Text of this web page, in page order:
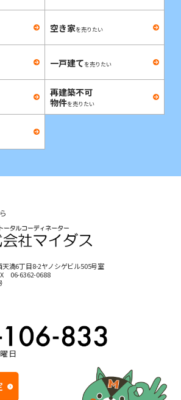
空き家を売りたい
一戸建てを売りたい
再建築不可
物件を売りたい
満6丁目8-2ヤノシゲビル505号室
06-6362-0688
日